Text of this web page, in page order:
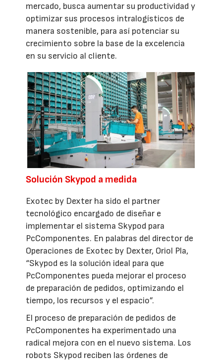
mercado, busca aumentar su productividad y
optimizar sus procesos intralogísticos de
manera sostenible, para así potenciar su
crecimiento sobre la base de la excelencia
en su servicio al cliente.
Solución Skypod a medida
Exotec by Dexter ha sido el partner
tecnológico encargado de diseñar e
implementar el sistema Skypod para
PcComponentes. En palabras del director de
Operaciones de Exotec by Dexter, Oriol Pla,
“Skypod es la solución ideal para que
PcComponentes pueda mejorar el proceso
de preparación de pedidos, optimizando el
tiempo, los recursos y el espacio”.
El proceso de preparación de pedidos de
PcComponentes ha experimentado una
radical mejora con en el nuevo sistema. Los
robots Skypod reciben las órdenes de